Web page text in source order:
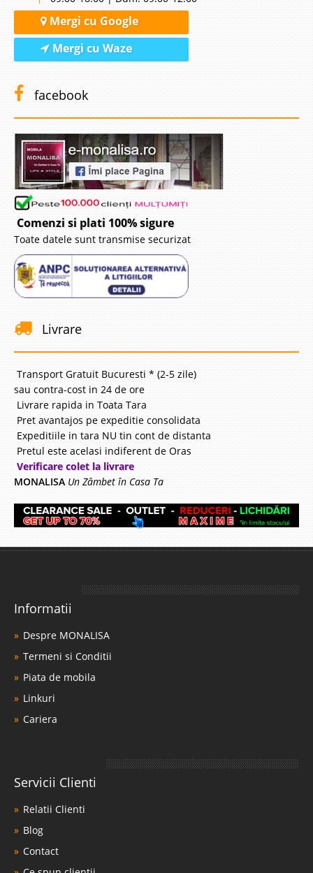
Mergi cu Google
Mergi cu Waze
facebook
Comenzi si plati 100% sigure
Toate datele sunt transmise securizat
Livrare
Transport Gratuit Bucuresti * (2-5 zile)
sau contra-cost in 24 de ore
Livrare rapida in Toata Tara
Pret avantajos pe expeditie consolidata
Expeditiile in tara NU tin cont de distanta
Pretul este acelasi indiferent de Oras
Verificare colet la livrare
MONALISA Un Zâmbet în Casa Ta
Informatii
Despre MONALISA
Termeni si Conditii
Piata de mobila
Linkuri
Cariera
Servicii Clienti
Relatii Clienti
Blog
Contact